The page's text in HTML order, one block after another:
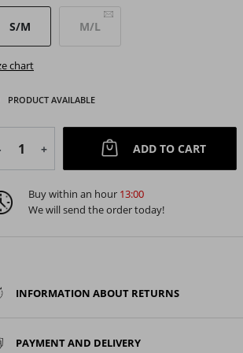
Next
S/M M/L
chart
PRODUCT AVAILABLE
+ ADD TO CART
Buy within an hour 13:00
We will send the order today!
INFORMATION ABOUT RETURNS
PAYMENT AND DELIVERY